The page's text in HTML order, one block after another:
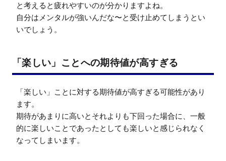
と考えると疲れやすいのが分かりますよね。
自分はメンタルが強いんだな〜と受け止めてしまうとい
いでしょう。
「楽しい」ことへの期待値が高すぎる
「楽しい」ことに対する期待値が高すぎる可能性があり
ます。
期待があまりに高いとそれよりも下回った場合に、一般
的に楽しいことであったとしても楽しいと感じられなく
なってしまいます。